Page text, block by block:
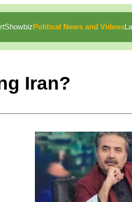
ShowbizPolitical News and Videos
Iran?